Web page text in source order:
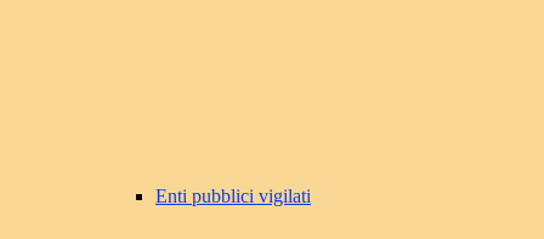
Enti pubblici vigilati